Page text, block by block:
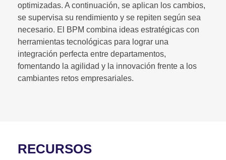
optimizadas. A continuación, se aplican los cambios,
se supervisa su rendimiento y se repiten según sea
necesario. El BPM combina ideas estratégicas con
herramientas tecnológicas para lograr una
integración perfecta entre departamentos,
fomentando la agilidad y la innovación frente a los
cambiantes retos empresariales.
RECURSOS